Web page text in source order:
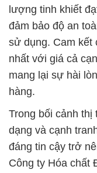
lượng tinh khiết
đảm bảo độ an
sử dụng. Cam kết
nhất với giá cả
mang lại sự hài
hàng.
Trong bối cảnh
dạng và cạnh
đáng tin cậy trở
Công ty Hóa chất